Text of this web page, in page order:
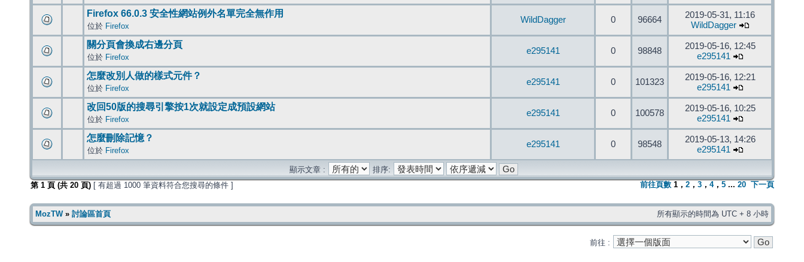
Firefox 66.0.3 安全性網站例外名單完全無作用
位於 Firefox
WildDagger 0 96664
2019-05-31, 11:16
WildDagger
關分頁會換成右邊分頁
位於 Firefox
e295141 0 98848
2019-05-16, 12:45
e295141
怎麼改別人做的樣式元件？
位於 Firefox
e295141 0 101323
2019-05-16, 12:21
e295141
改回50版的搜尋引擎按1次就設定成預設網站
位於 Firefox
e295141 0 100578
2019-05-16, 10:25
e295141
怎麼刪除記憶？
位於 Firefox
e295141 0 98548
2019-05-13, 14:26
e295141
顯示文章 :
排序:
第 1 頁 (共 20 頁) [ 有超過 1000 筆資料符合您搜尋的條件 ] 前往頁數 1 ， 2 ， 3 ， 4， 5 ... 20 下一頁
MozTW» 討論區首頁 所有顯示的時間為 UTC + 8 小時
前往 :